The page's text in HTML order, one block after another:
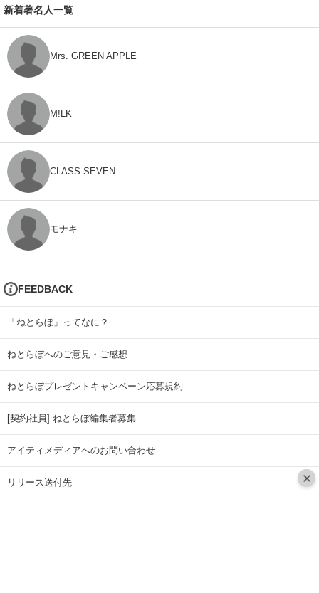
新着著名人一覧
Mrs. GREEN APPLE
M!LK
CLASS SEVEN
モナキ
FEEDBACK
「ねとらぼ」ってなに？
ねとらぼへのご意見・ご感想
ねとらぼプレゼントキャンペーン応募規約
[契約社員] ねとらぼ編集者募集
アイティメディアへのお問い合わせ
リリース送付先